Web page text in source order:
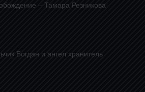
– Тамара Резникова
Богдан и ангел хранитель